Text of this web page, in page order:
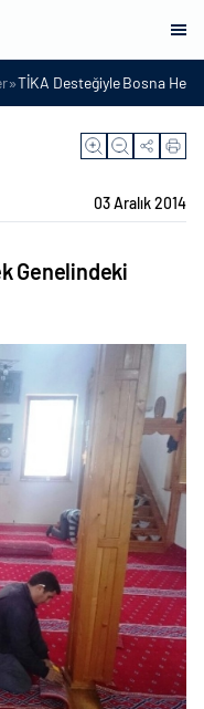
»TİKA Desteğiyle Bosna
03 Aralık 2014
Genelindeki